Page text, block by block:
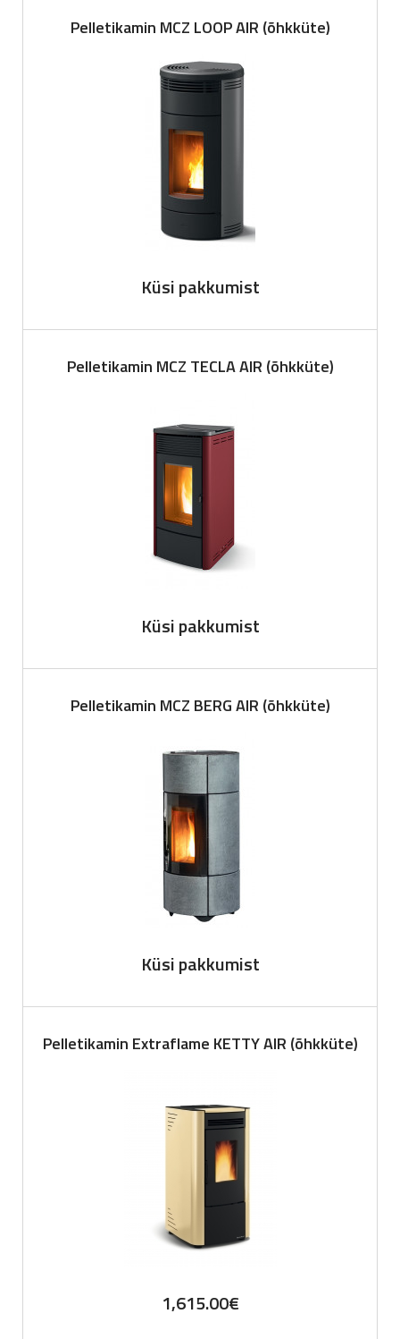
Pelletikamin MCZ LOOP AIR (õhkküte)
Küsi pakkumist
Pelletikamin MCZ TECLA AIR (õhkküte)
Küsi pakkumist
Pelletikamin MCZ BERG AIR (õhkküte)
Küsi pakkumist
Pelletikamin Extraflame KETTY AIR (õhkküte)
1,615.00€